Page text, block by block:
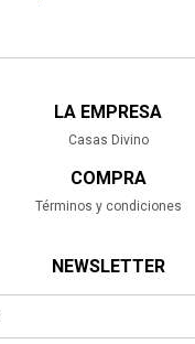
LA EMPRESA
Casas Divino
COMPRA
Términos y condiciones
NEWSLETTER